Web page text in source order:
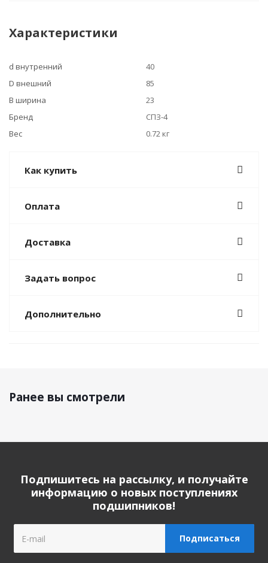
Характеристики
d внутренний
40
D внешний
85
B ширина
23
Бренд
СПЗ-4
Вес
0.72 кг
Как купить
Оплата
Доставка
Задать вопрос
Дополнительно
Ранее вы смотрели
Подпишитесь на рассылку, и получайте
информацию о новых поступлениях
подшипников!